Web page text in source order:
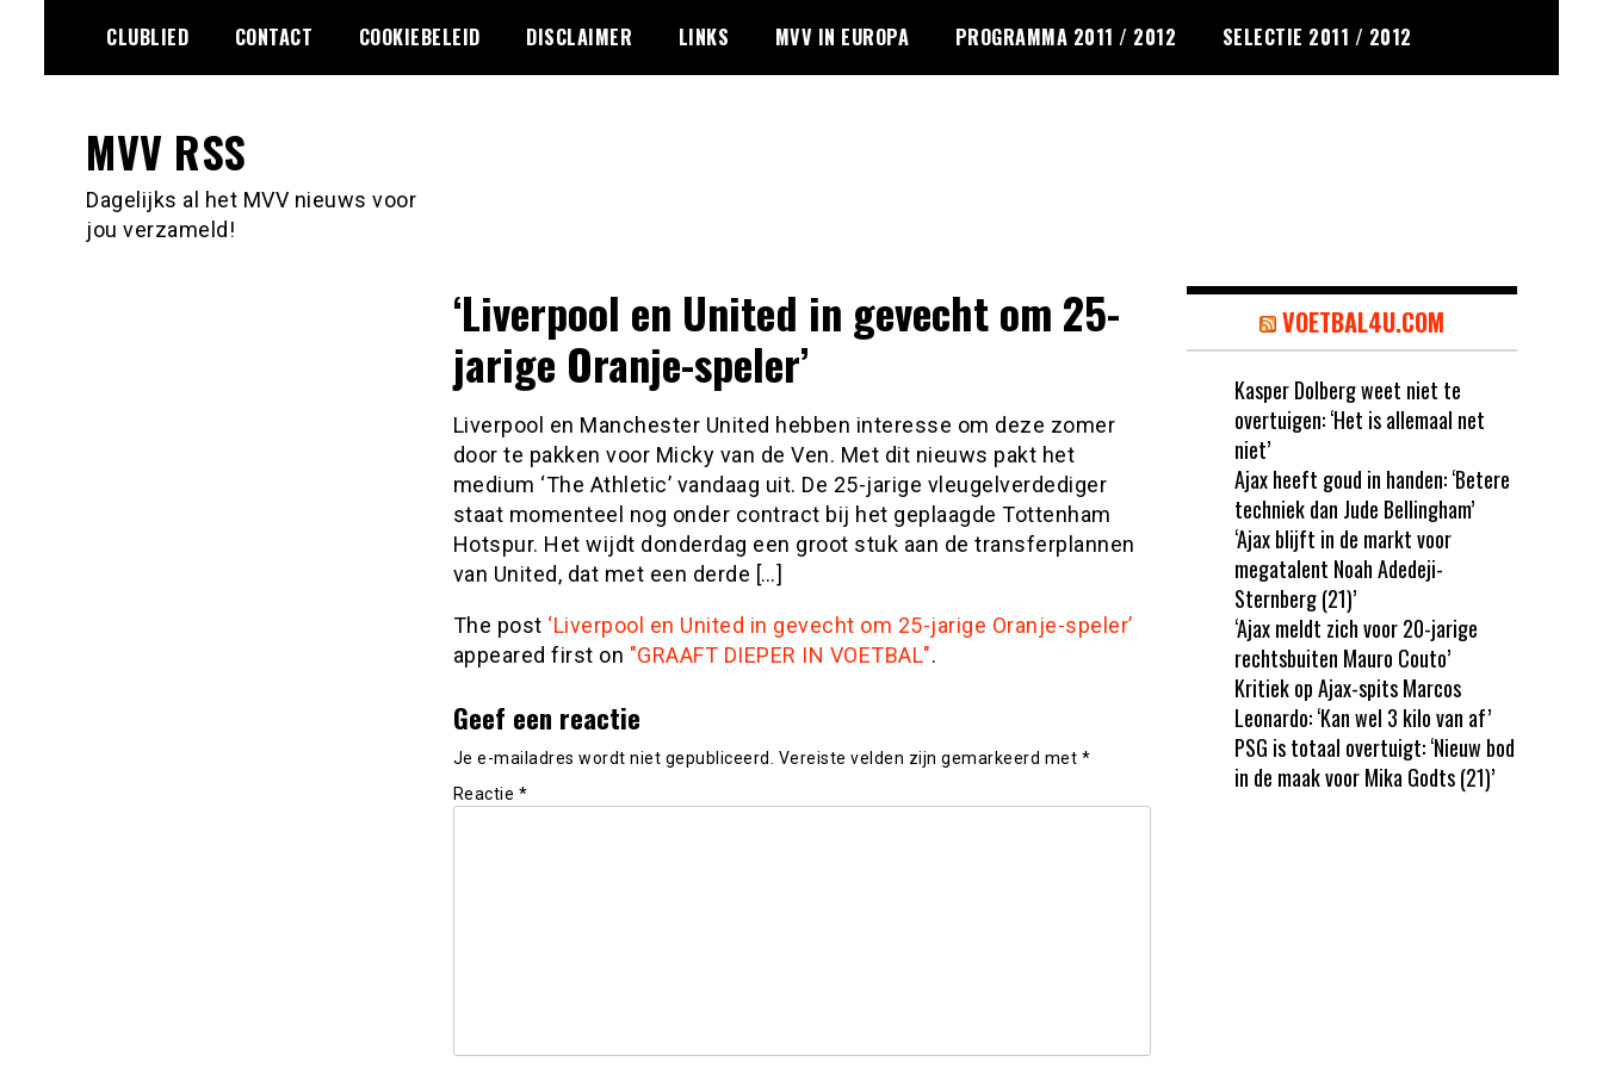
de
CLUBLIED CONTACT COOKIEBELEID DISCLAIMER LINKS MVV IN EUROPA PROGRAMMA 2011 / 2012 SELECTIE 2011 / 2012
MVV RSS
Dagelijks al het MVV nieuws voor
jou verzameld!
‘Liverpool en United in gevecht om 25-
jarige Oranje-speler’
Liverpool en Manchester United hebben interesse om deze zomer
door te pakken voor Micky van de Ven. Met dit nieuws pakt het
medium ‘The Athletic’ vandaag uit. De 25-jarige vleugelverdediger
staat momenteel nog onder contract bij het geplaagde Tottenham
Hotspur. Het wijdt donderdag een groot stuk aan de transferplannen
van United, dat met een derde […]
The post ‘Liverpool en United in gevecht om 25-jarige Oranje-speler’
appeared first on "GRAAFT DIEPER IN VOETBAL".
Geef een reactie
Je e-mailadres wordt niet gepubliceerd. Vereiste velden zijn gemarkeerd met *
Reactie *
VOETBAL4U.COM
Kasper Dolberg weet niet te
overtuigen: ‘Het is allemaal net
niet’
Ajax heeft goud in handen: ‘Betere
techniek dan Jude Bellingham’
‘Ajax blijft in de markt voor
megatalent Noah Adedeji-
Sternberg (21)’
‘Ajax meldt zich voor 20-jarige
rechtsbuiten Mauro Couto’
Kritiek op Ajax-spits Marcos
Leonardo: ‘Kan wel 3 kilo van af’
PSG is totaal overtuigt: ‘Nieuw bod
in de maak voor Mika Godts (21)’